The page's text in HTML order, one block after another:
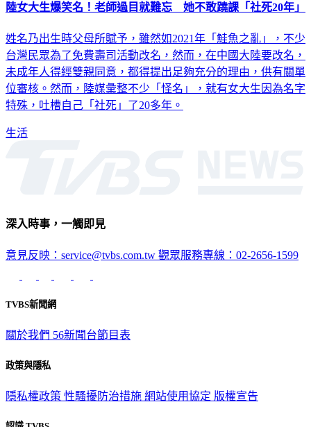
陸女大生爆笑名！老師過目就難忘 她不敢蹺課「社死20年」
姓名乃出生時父母所賦予，雖然如2021年「鮭魚之亂」，不少
台灣民眾為了免費壽司活動改名，然而，在中國大陸要改名，
未成年人得經雙親同意，都得提出足夠充分的理由，供有關單
位審核。然而，陸媒彙整不少「怪名」，就有女大生因為名字
特殊，吐槽自己「社死」了20多年。
生活
深入時事，一觸即見
意見反映：service@tvbs.com.tw 觀眾服務專線：02-2656-1599
TVBS新聞網
關於我們 56新聞台節目表
政策與隱私
隱私權政策 性騷擾防治措施 網站使用協定 版權宣告